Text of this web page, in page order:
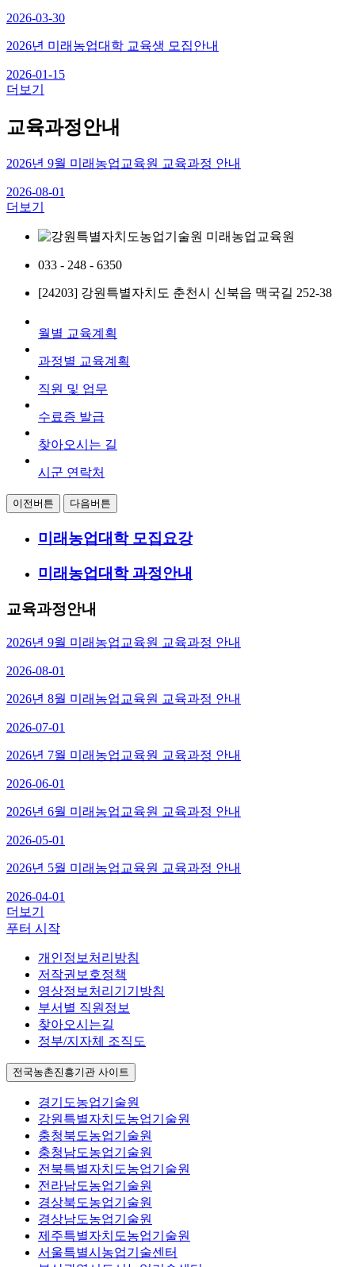
2026-03-30
2026년 미래농업대학 교육생 모집안내
2026-01-15
더보기
교육과정안내
2026년 9월 미래농업교육원 교육과정 안내
2026-08-01
더보기
033 - 248 - 6350
[24203] 강원특별자치도 춘천시 신북읍 맥국길 252-38
월별 교육계획
과정별 교육계획
직원 및 업무
수료증 발급
찾아오시는 길
시군 연락처
이전버튼 다음버튼
미래농업대학 모집요강
미래농업대학 과정안내
교육과정안내
2026년 9월 미래농업교육원 교육과정 안내
2026-08-01
2026년 8월 미래농업교육원 교육과정 안내
2026-07-01
2026년 7월 미래농업교육원 교육과정 안내
2026-06-01
2026년 6월 미래농업교육원 교육과정 안내
2026-05-01
2026년 5월 미래농업교육원 교육과정 안내
2026-04-01
더보기
푸터 시작
개인정보처리방침
저작권보호정책
영상정보처리기기방침
부서별 직원정보
찾아오시는길
정부/지자체 조직도
전국농촌진흥기관 사이트
경기도농업기술원
강원특별자치도농업기술원
충청북도농업기술원
충청남도농업기술원
전북특별자치도농업기술원
전라남도농업기술원
경상북도농업기술원
경상남도농업기술원
제주특별자치도농업기술원
서울특별시농업기술센터